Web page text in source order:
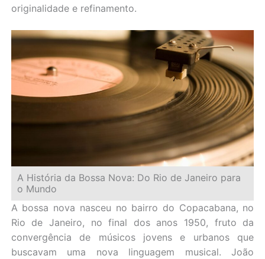
originalidade e refinamento.
A História da Bossa Nova: Do Rio de Janeiro para
o Mundo
A bossa nova nasceu no bairro do Copacabana, no
Rio de Janeiro, no final dos anos 1950, fruto da
convergência de músicos jovens e urbanos que
buscavam uma nova linguagem musical. João